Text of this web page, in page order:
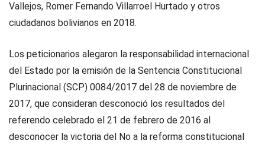
Vallejos, Romer Fernando Villarroel Hurtado y otros
ciudadanos bolivianos en 2018.
Los peticionarios alegaron la responsabilidad internacional
del Estado por la emisión de la Sentencia Constitucional
Plurinacional (SCP) 0084/2017 del 28 de noviembre de
2017, que consideran desconoció los resultados del
referendo celebrado el 21 de febrero de 2016 al
desconocer la victoria del No a la reforma constitucional